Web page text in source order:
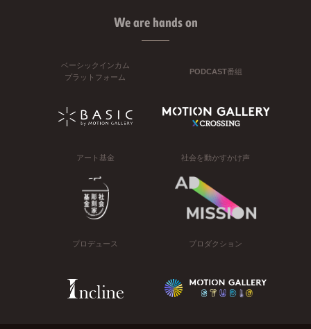
We are hands on
ベーシックインカム
プラットフォーム
PODCAST番組
アート基金 社会を動かすかけ声
プロデュース プロダクション